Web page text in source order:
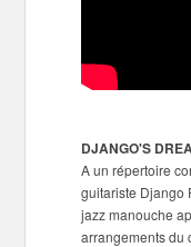
DJANGO'S
A un répertoire
guitariste Django
jazz manouche
arrangements du